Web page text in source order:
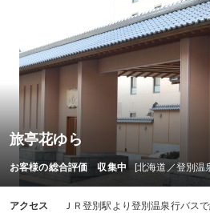
旅亭花ゆら
お客様の総合評価 収集中 [北海道／登別温
アクセス
ＪＲ登別駅より登別温泉行バス